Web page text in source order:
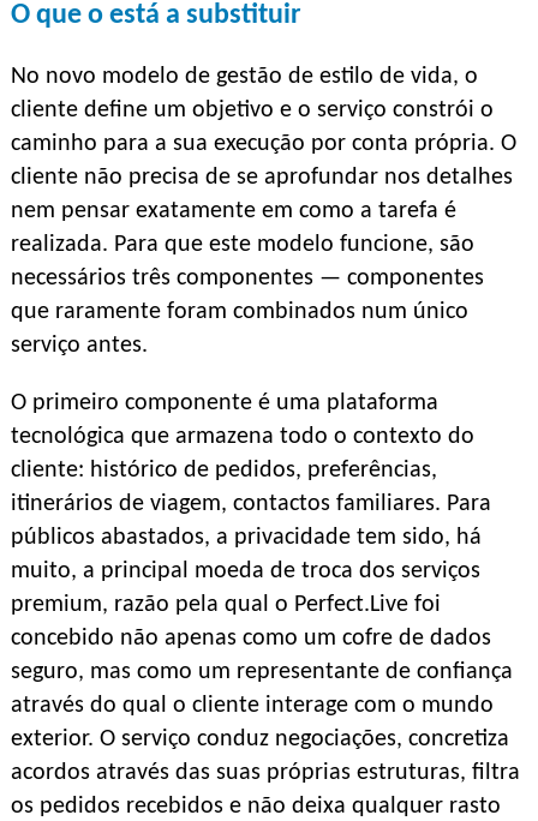
O que o está a substituir
No novo modelo de gestão de estilo de vida, o
cliente define um objetivo e o serviço constrói o
caminho para a sua execução por conta própria. O
cliente não precisa de se aprofundar nos detalhes
nem pensar exatamente em como a tarefa é
realizada. Para que este modelo funcione, são
necessários três componentes — componentes
que raramente foram combinados num único
serviço antes.
O primeiro componente é uma plataforma
tecnológica que armazena todo o contexto do
cliente: histórico de pedidos, preferências,
itinerários de viagem, contactos familiares. Para
públicos abastados, a privacidade tem sido, há
muito, a principal moeda de troca dos serviços
premium, razão pela qual o Perfect.Live foi
concebido não apenas como um cofre de dados
seguro, mas como um representante de confiança
através do qual o cliente interage com o mundo
exterior. O serviço conduz negociações, concretiza
acordos através das suas próprias estruturas, filtra
os pedidos recebidos e não deixa qualquer rasto